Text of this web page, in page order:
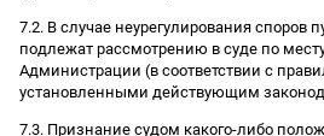
7.2. В случае неурегулирования споров
подлежат рассмотрению в суде по
Администрации (в соответствии с
установленными действующим
7.3. Признание судом какого-либо